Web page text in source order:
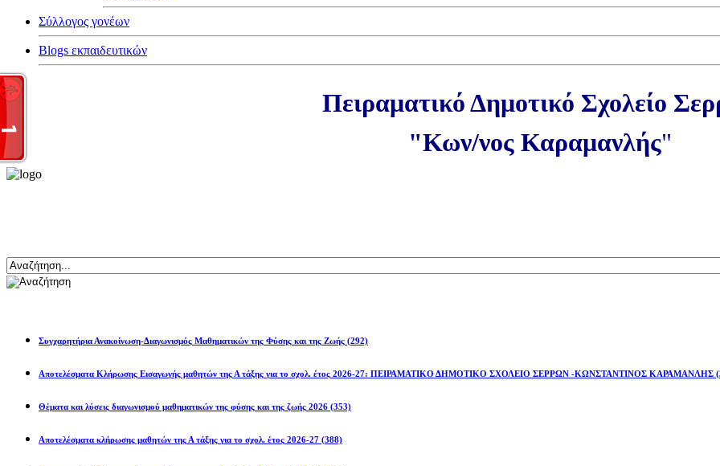
Σύλλογος γονέων
Blogs εκπαιδευτικών
Πειραματικό Δημοτικό Σχολείο
"Κων/νος Καραμανλής"
Συγχαρητήρια Ανακοίνωση-Διαγωνισμός Μαθηματικών της Φύσης και της Ζωής (292)
Αποτελέσματα Κλήρωσης Εισαγωγής μαθητών της Α τάξης για το σχολ. έτος 2026-27: ΠΕΙΡΑΜΑΤΙΚΟ ΔΗΜΟΤΙΚΟ ΣΧΟΛΕΙΟ ΣΕΡΡΩΝ -ΚΩΝΣΤΑΝΤΙΝΟΣ ΚΑΡΑΜΑΝΛΗΣ
Θέματα και λύσεις διαγωνισμού μαθηματικών της φύσης και της ζωής 2026 (353)
Αποτελέσματα κλήρωσης μαθητών της Α τάξης για το σχολ. έτος 2026-27 (388)